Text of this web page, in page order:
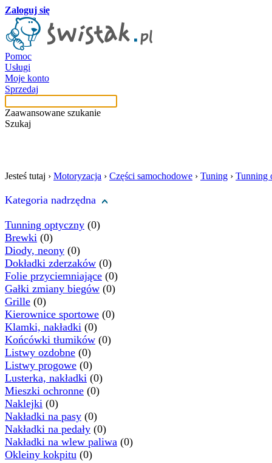
Zaloguj się
Pomoc
Usługi
Moje konto
Sprzedaj
Zaawansowane szukanie
Szukaj
Jesteś tutaj › Motoryzacja › Części samochodowe › Tuning › Tunning
Kategoria nadrzędna
Tunning optyczny (0)
Brewki (0)
Diody, neony (0)
Dokładki zderzaków (0)
Folie przyciemniające (0)
Gałki zmiany biegów (0)
Grille (0)
Kierownice sportowe (0)
Klamki, nakładki (0)
Końcówki tłumików (0)
Listwy ozdobne (0)
Listwy progowe (0)
Lusterka, nakładki (0)
Mieszki ochronne (0)
Naklejki (0)
Nakładki na pasy (0)
Nakładki na pedały (0)
Nakładki na wlew paliwa (0)
Okleiny kokpitu (0)